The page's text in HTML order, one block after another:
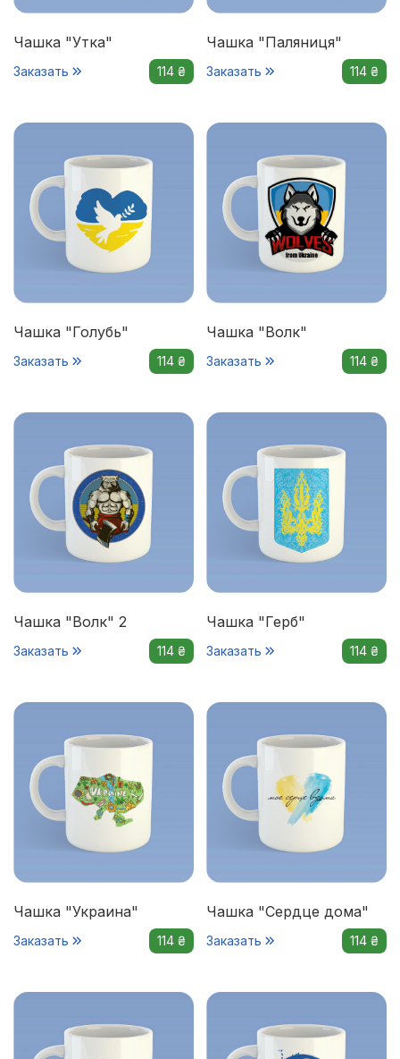
Чашка "Утка"
Заказать 114 ₴
Чашка "Паляниця"
Заказать 114 ₴
Чашка "Голубь"
Заказать 114 ₴
Чашка "Волк"
Заказать 114 ₴
Чашка "Волк" 2
Заказать 114 ₴
Чашка "Герб"
Заказать 114 ₴
Чашка "Украина"
Заказать 114 ₴
Чашка "Сердце дома"
Заказать 114 ₴